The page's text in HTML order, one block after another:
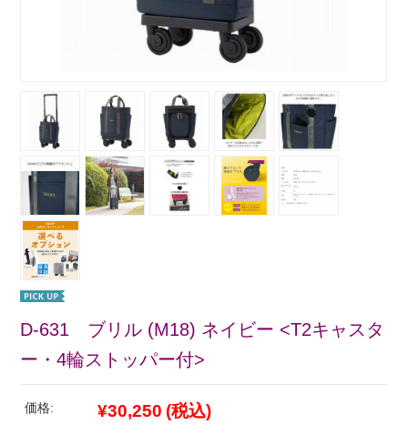
D-631 ブリル (M18) ネイビー <T2キャスタ
ー・4輪ストッパー付>
価格: ¥30,250 (税込)